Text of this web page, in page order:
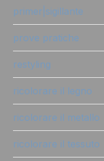
primer|sigillante
prove pratiche
restyling
ricolorare il legno
ricolorare il metallo
ricolorare il tessuto